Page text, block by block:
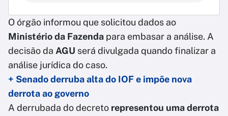
O órgão informou que solicitou dados ao
Ministério da Fazenda para embasar a análise. A
decisão da AGU será divulgada quando finalizar a
análise jurídica do caso.
+ Senado derruba alta do IOF e impõe nova
derrota ao governo
A derrubada do decreto representou uma derrota